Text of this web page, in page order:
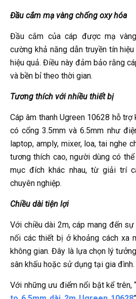
Đầu cắm mạ vàng chống oxy hóa
Đầu cắm của cáp được mạ
cường khả năng dẫn truyền tín
hiệu quả. Điều này đảm bảo rằng
và bền bỉ theo thời gian.
Tương thích với nhiều thiết bị
Cáp âm thanh Ugreen 10628 hỗ
có cổng 3.5mm và 6.5mm như
laptop, amply, mixer, loa, tai nghe
tương thích cao, người dùng có
mục đích khác nhau, từ giải trí
chuyên nghiệp.
Chiều dài tiện lợi
Với chiều dài 2m, cáp mang đến
nối các thiết bị ở khoảng cách xa
không gian. Đây là lựa chọn lý
sân khấu hoặc sử dụng tại gia đình.
Với những ưu điểm nổi bật kể trên, “